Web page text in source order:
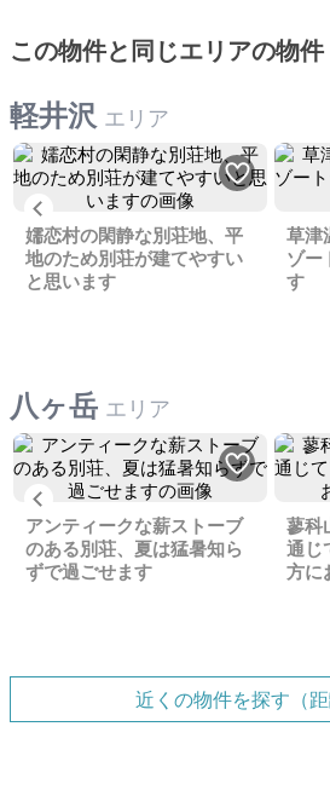
この物件と同じエリアの物件
軽井沢 エリア
Previous
嬬恋村の閑静な別荘地、平
地のため別荘が建てやすい
と思います
草津
ゾー
す
八ヶ岳 エリア
Previous
アンティークな薪ストーブ
のある別荘、夏は猛暑知ら
ずで過ごせます
蓼科
通じ
方に
近くの物件を探す（距